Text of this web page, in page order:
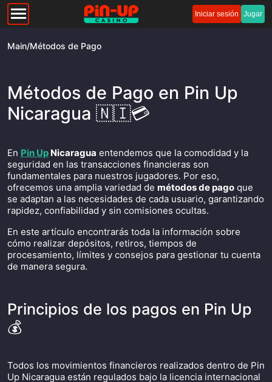
Iniciar sesión Jugar
Main/Métodos de Pago
Métodos de Pago en Pin Up
Nicaragua 🇳🇮💳
En Pin Up Nicaragua entendemos que la comodidad y la
seguridad en las transacciones financieras son
fundamentales para nuestros jugadores. Por eso,
ofrecemos una amplia variedad de métodos de pago que
se adaptan a las necesidades de cada usuario, garantizando
rapidez, confiabilidad y sin comisiones ocultas.
En este artículo encontrarás toda la información sobre
cómo realizar depósitos, retiros, tiempos de
procesamiento, límites y consejos para gestionar tu cuenta
de manera segura.
Principios de los pagos en Pin Up
💰
Todos los movimientos financieros realizados dentro de Pin
Up Nicaragua están regulados bajo la licencia internacional